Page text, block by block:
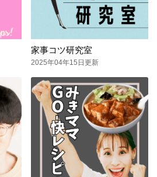
家事コツ研究室
2025年04年15日更新